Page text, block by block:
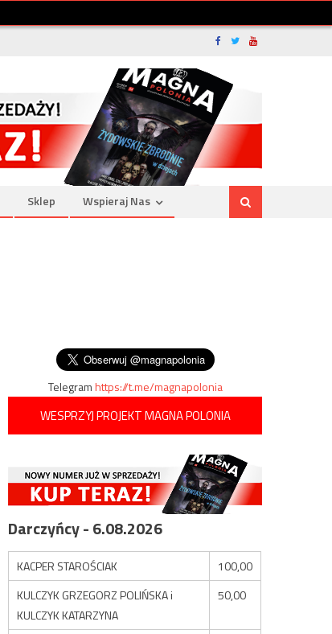
Sklep Wspieraj Nas
Telegramhttps://t.me/magnapolonia
WESPRZYJ PROJEKT MAGNA POLONIA
Darczyńcy - 6.08.2026
KACPER STAROŚCIAK
100,00
KULCZYK GRZEGORZ POLIŃSKA i
KULCZYK KATARZYNA
50,00